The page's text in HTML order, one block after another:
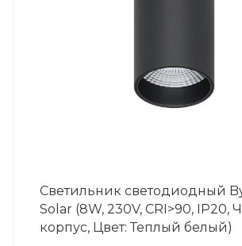
Светильник светодиодный
Solar (8W, 230V, CRI>90, IP20,
корпус, Цвет: Теплый белый)